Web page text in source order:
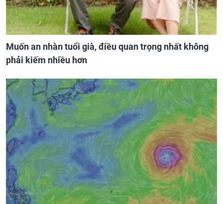
Muốn an nhàn tuổi già, điều quan trọng nhất không
phải kiếm nhiều hơn